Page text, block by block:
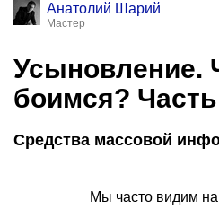
Анатолий Шарий
Мастер
Усыновление.
боимся?
Средства массовой
Мы часто видим на